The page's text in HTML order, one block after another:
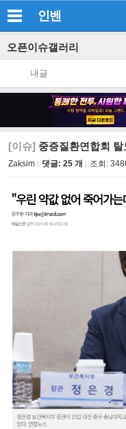
인벤
오픈이슈갤러리
내글
[이슈] 중증질환연합회
Zaksim 댓글: 25 개 조회: